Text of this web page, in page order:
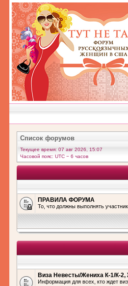
Список форумов
Текущее время: 07 авг 2026, 15:07
Часовой пояс: UTC − 6 часов
ПРАВИЛА ФОРУМА
То, что должны выполнять
Виза Невесты/Жениха К-1/К-
Информация для всех, кто ждет